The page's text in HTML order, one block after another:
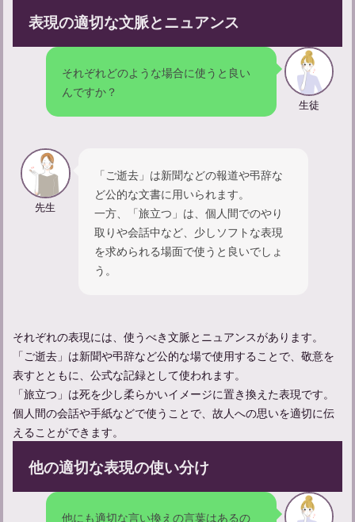
【忌中神社参拝してしまった】忌中のルールについて紹介
【不幸があった人への声かけ】友達にかける言葉の例文を紹介
表現の適切な文脈とニュアンス
それぞれどのような場合に使うと良い
んですか？
生徒
先生
「ご逝去」は新聞などの報道や弔辞な
ど公的な文書に用いられます。
一方、「旅立つ」は、個人間でのやり
取りや会話中など、少しソフトな表現
を求められる場面で使うと良いでしょ
う。
それぞれの表現には、使うべき文脈とニュアンスがあります。
「ご逝去」は新聞や弔辞など公的な場で使用することで、敬意を
表すとともに、公式な記録として使われます。
「旅立つ」は死を少し柔らかいイメージに置き換えた表現です。
個人間の会話や手紙などで使うことで、故人への思いを適切に伝
えることができます。
他の適切な表現の使い分け
他にも適切な言い換えの言葉はあるの